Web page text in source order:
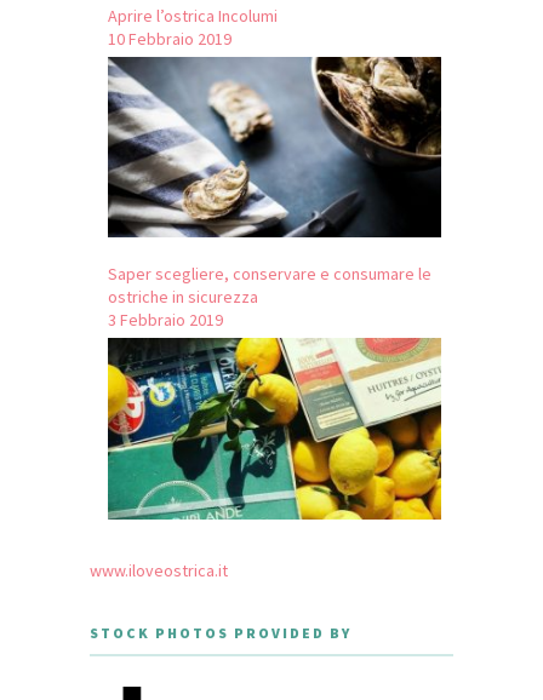
Aprire l’ostrica Incolumi
10 Febbraio 2019
Saper scegliere, conservare e consumare le
ostriche in sicurezza
3 Febbraio 2019
www.iloveostrica.it
STOCK PHOTOS PROVIDED BY